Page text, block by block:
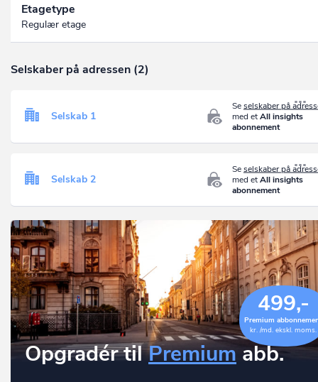
Etagetype
Regulær etage
Selskaber på adressen (2)
Seselskaber på
med etAll insights
abonnement
Selskab 1
Seselskaber på
med etAll insights
abonnement
Selskab 2
499,-
Premium
kr. /md. ekskl. moms.
Opgradér tilPremium abb.